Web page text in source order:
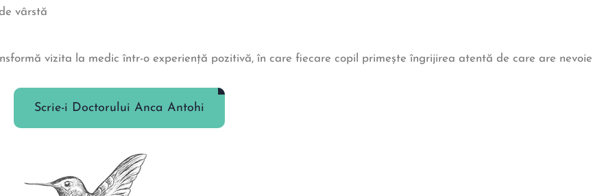
vârstă
vizita la medic într-o experiență pozitivă, în care fiecare copil primește îngrijirea atentă de care are
Scrie-i Doctorului Anca Antohi